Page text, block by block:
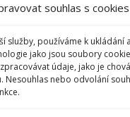
souhlas s cookies
služby, používáme k ukládání
jako jsou soubory
údaje, jako je
Nesouhlas nebo odvolání